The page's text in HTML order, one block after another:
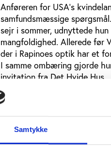
Samtykke
Anføreren for USA's
samfundsmæssige spørgsmål.
sejr i sommer, udnyttede
mangfoldighed. Allerede før
der i Rapinoes optik har et
I samme ombæring gjorde
invitation fra Det Hvide Hus.
Ved de panamerikanske lege
amerikanske atleter under
knælede under afspilningen
racisme og behandling af
Imboden, Trumps spredning